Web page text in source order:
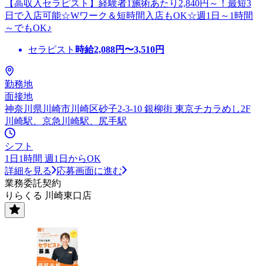
【高収入セラピスト】経験者1施術あたり2,840円～！最短3
日で入店可能☆Wワーク＆短時間入店もOK☆週1日～1時間
～でもOK♪
セラピスト 時給2,088円〜3,510円
勤務地
面接地
神奈川県川崎市川崎区砂子2-3-10 銀柳街 東京チカラめし2F
川崎駅、京急川崎駅、尻手駅
シフト
1日1時間 週1日からOK
詳細を見る
応募画面に進む
業務委託契約
りらくる 川崎東口店